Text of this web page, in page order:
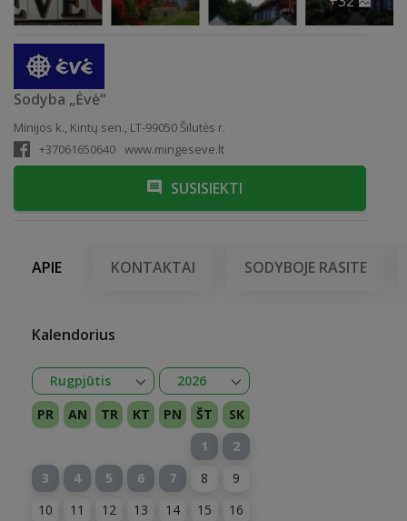
Sodyba „Ėvė“
Minijos k., Kintų sen., LT-99050 Šilutės r.
+37061650640 www.mingeseve.lt
SUSISIEKTI
APIE KONTAKTAI SODYBOJE RASITE
Kalendorius
Rugpjūtis
Sausis
Vasaris
Kovas
Balandis
Gegužė
Birželis
Liepa
Rugpjūtis
Rugsėjis
Spalis
Lapkritis
Gruodis
Atidaryti
2026
2026
2027
Atidaryti
PR AN TR KT PN ŠT
SK
1
2
3
4 5 6 7 8
9
10
11 12 13 14 15
16